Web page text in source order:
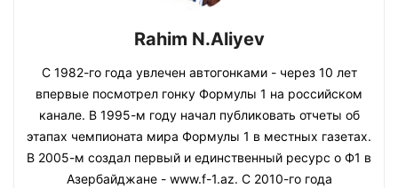
Rahim N.Aliyev
С 1982-го года увлечен автогонками - через 10 лет
впервые посмотрел гонку Формулы 1 на российском
канале. В 1995-м году начал публиковать отчеты об
этапах чемпионата мира Формулы 1 в местных газетах.
В 2005-м создал первый и единственный ресурс о Ф1 в
Азербайджане - www.f-1.az. С 2010-го года